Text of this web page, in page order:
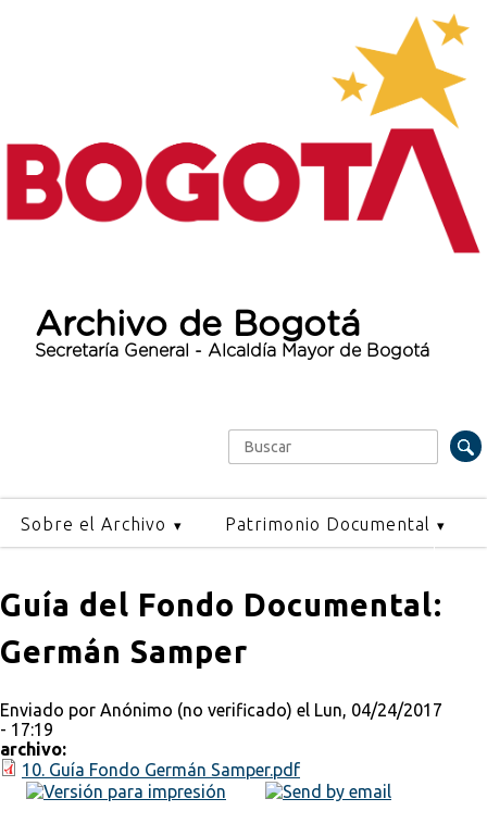
Archivo de Bogotá
Secretaría General - Alcaldía Mayor de Bogotá
Formulario de búsqueda
Buscar
Sobre el Archivo Patrimonio Documental
Guía del Fondo Documental:
Germán Samper
Enviado por Anónimo (no verificado) el Lun, 04/24/2017
- 17:19
archivo:
10. Guía Fondo Germán Samper.pdf